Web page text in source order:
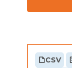
CSV